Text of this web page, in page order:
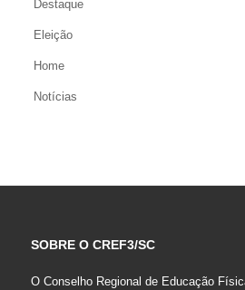
Destaque
Eleição
Home
Notícias
SOBRE O CREF3/SC
O Conselho Regional de Educação